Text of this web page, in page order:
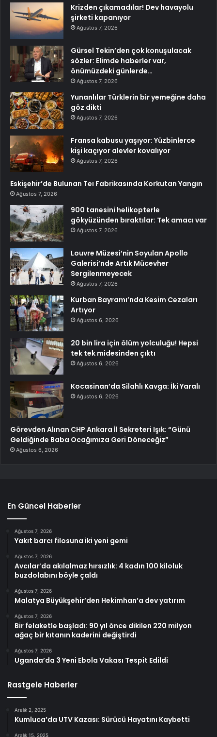
Krizden çıkamadılar! Dev havayolu
şirketi kapanıyor
Ağustos 7, 2026
Gürsel Tekin’den çok konuşulacak
sözler: Elimde haberler var,
önümüzdeki günlerde…
Ağustos 7, 2026
Yunanlılar Türklerin bir yemeğine daha
göz dikti
Ağustos 7, 2026
Fransa kabusu yaşıyor: Yüzbinlerce
kişi kaçıyor alevler kovalıyor
Ağustos 7, 2026
Eskişehir’de Bulunan Teı Fabrikasında Korkutan Yangın
Ağustos 7, 2026
900 tanesini helikopterle
gökyüzünden bıraktılar: Tek amacı var
Ağustos 7, 2026
Louvre Müzesi’nin Soyulan Apollo
Galerisi’nde Artık Mücevher
Sergilenmeyecek
Ağustos 7, 2026
Kurban Bayramı’nda Kesim Cezaları
Artıyor
Ağustos 6, 2026
20 bin lira için ölüm yolculuğu! Hepsi
tek tek midesinden çıktı
Ağustos 6, 2026
Kocasinan’da Silahlı Kavga: İki Yaralı
Ağustos 6, 2026
Görevden Alınan CHP Ankara İl Sekreteri Işık: “Günü
Geldiğinde Baba Ocağımıza Geri Döneceğiz”
Ağustos 6, 2026
En Güncel Haberler
Ağustos 7, 2026
Yakıt barcı filosuna iki yeni gemi
Ağustos 7, 2026
Avcılar’da akılalmaz hırsızlık: 4 kadın 100 kiloluk
buzdolabını böyle çaldı
Ağustos 7, 2026
Malatya Büyükşehir’den Hekimhan’a dev yatırım
Ağustos 7, 2026
Bir felaketle başladı: 90 yıl önce dikilen 220 milyon
ağaç bir kıtanın kaderini değiştirdi
Ağustos 7, 2026
Uganda’da 3 Yeni Ebola Vakası Tespit Edildi
Rastgele Haberler
Aralık 2, 2025
Kumluca’da UTV Kazası: Sürücü Hayatını Kaybetti
Aralık 15, 2025